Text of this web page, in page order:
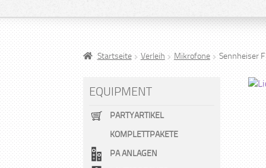
Startseite Verleih Mikrofone Sennheiser
EQUIPMENT
PARTYARTIKEL
KOMPLETTPAKETE
PA ANLAGEN